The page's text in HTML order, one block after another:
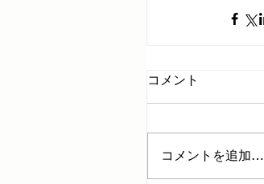
コメント
コメントを追加…